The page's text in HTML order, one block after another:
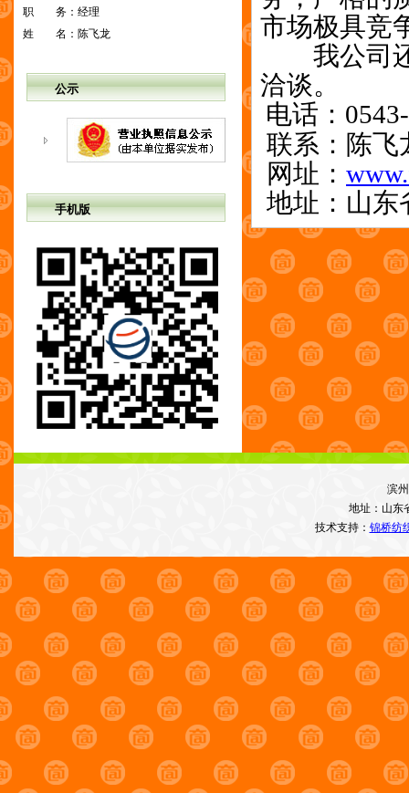
职 务： 经理
姓 名： 陈飞龙
公示
手机版
市场极具竞
我公司还
洽谈。
电话：
联系：陈飞
网址：
地址：山东
滨
地址：山东
技术支持： 锦桥纺